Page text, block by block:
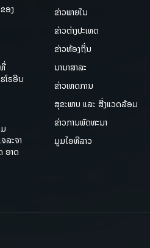
ອງ
ໂຣອີນ
ລະຈາ
ອາດ
ຂ່າວພາຍ​ໃນ
ຂ່າວຕ່າງປະເທດ
ຂ່າວທ້ອງຖິ່ນ
ນານາສາລະ
ຂ່າວເຫດການ
ສຸຂະພາບ ແລະ ສີ່ງແວດລ້ອມ
ຂ່າວການພັດທະນາ
ມູມໄອທີລາວ